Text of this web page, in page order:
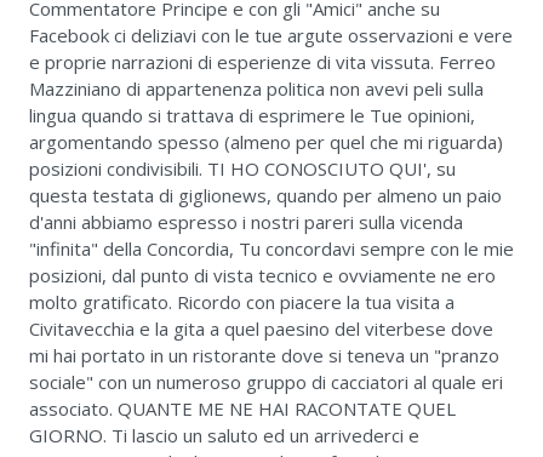
Commentatore Principe e con gli "Amici" anche su
Facebook ci deliziavi con le tue argute osservazioni e vere
e proprie narrazioni di esperienze di vita vissuta. Ferreo
Mazziniano di appartenenza politica non avevi peli sulla
lingua quando si trattava di esprimere le Tue opinioni,
argomentando spesso (almeno per quel che mi riguarda)
posizioni condivisibili. TI HO CONOSCIUTO QUI', su
questa testata di giglionews, quando per almeno un paio
d'anni abbiamo espresso i nostri pareri sulla vicenda
"infinita" della Concordia, Tu concordavi sempre con le mie
posizioni, dal punto di vista tecnico e ovviamente ne ero
molto gratificato. Ricordo con piacere la tua visita a
Civitavecchia e la gita a quel paesino del viterbese dove
mi hai portato in un ristorante dove si teneva un "pranzo
sociale" con un numeroso gruppo di cacciatori al quale eri
associato. QUANTE ME NE HAI RACONTATE QUEL
GIORNO. Ti lascio un saluto ed un arrivederci e